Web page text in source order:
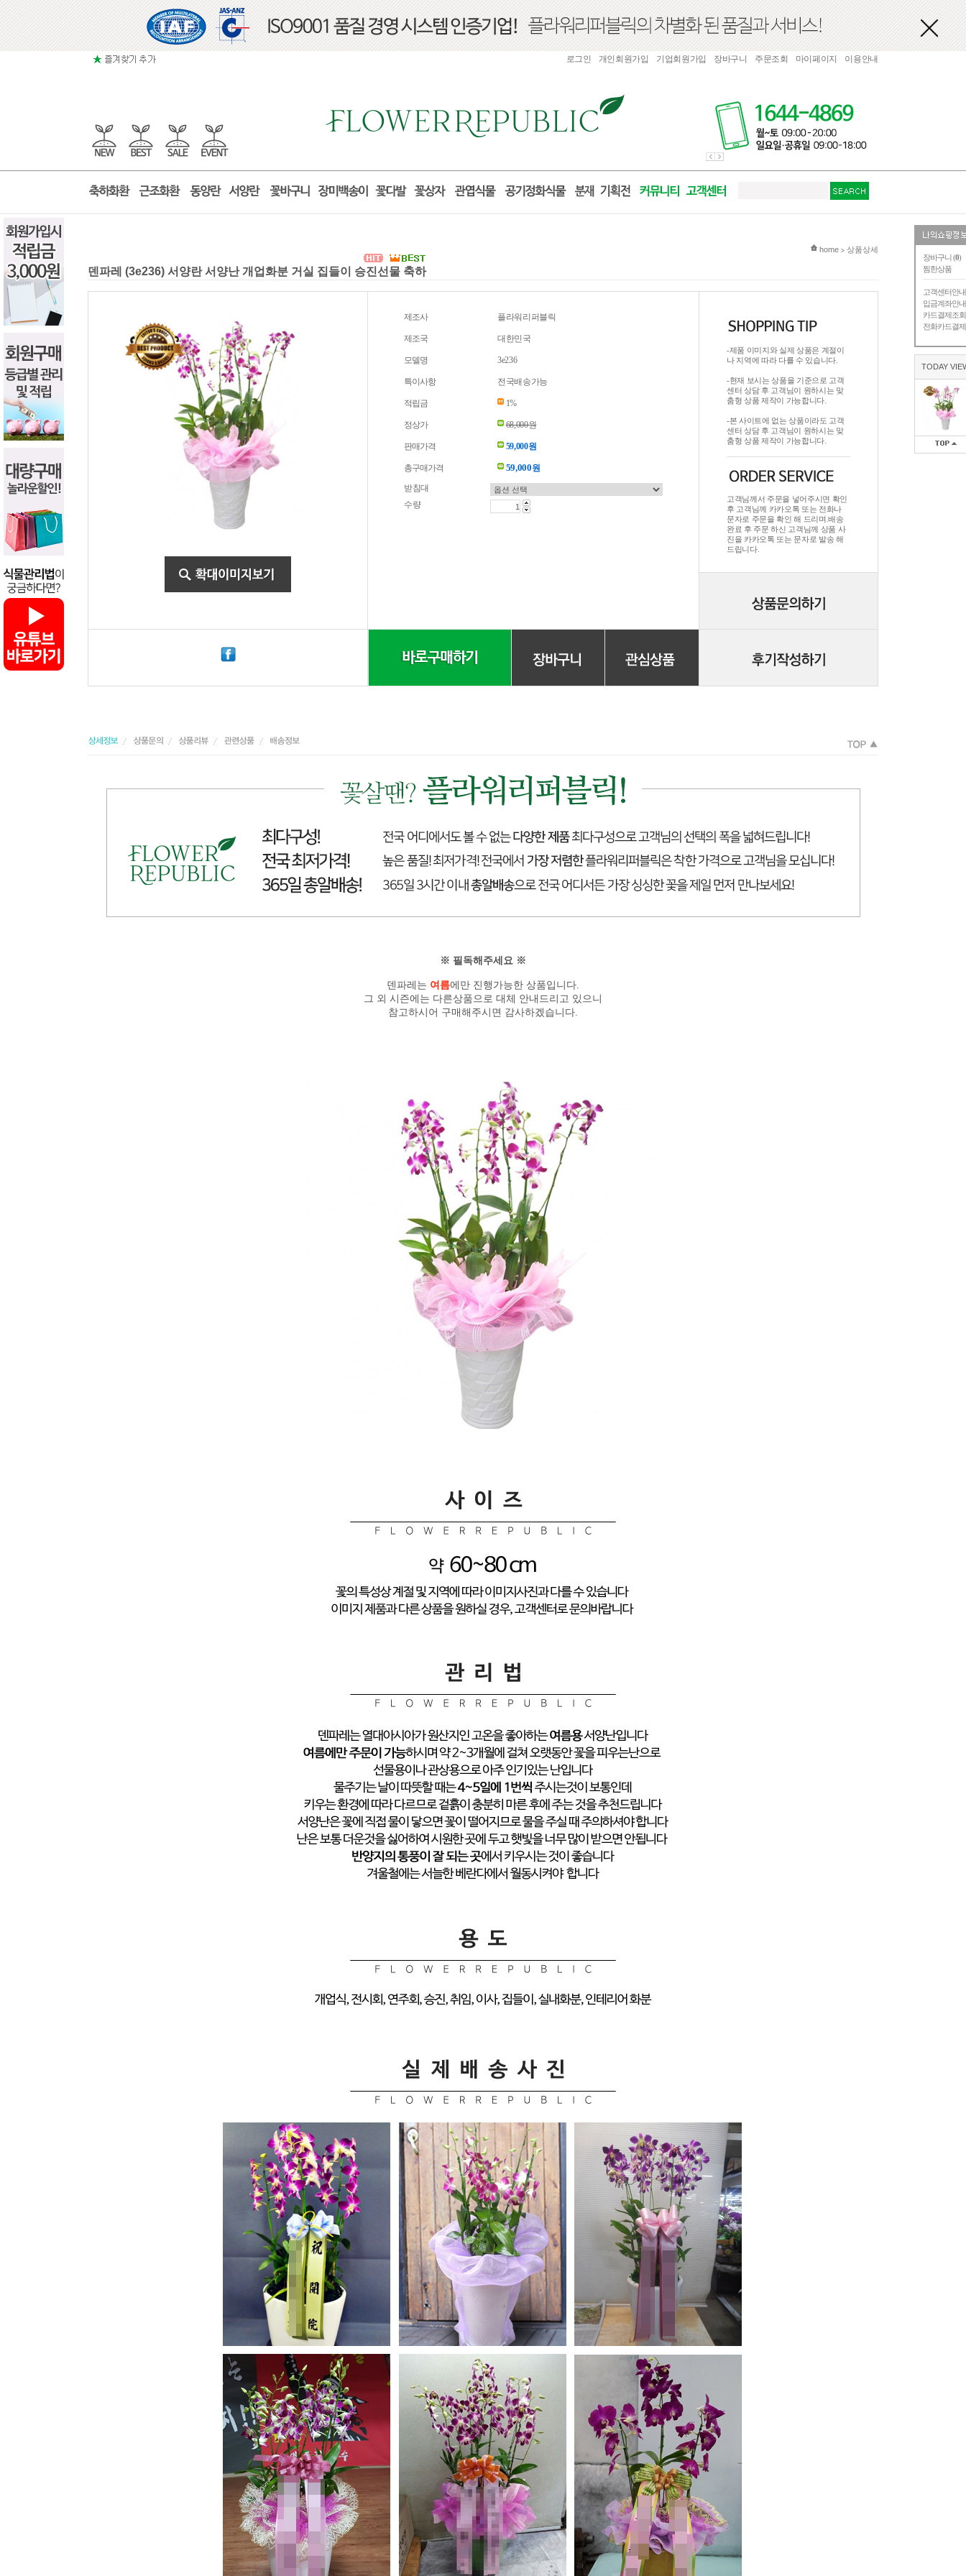
장바구니 (0)
찜한상품
고객센터안내
입금계좌안내
카드결제조회
전화카드결제
TODAY
로그인 개인회원가입 기업회원가입 장바구니 주문조회 마이페이지 이용안내
현재 위치
home > 상품상세
덴파레 (3e236) 서양란 서양난 개업화분 거실 집들이 승진선물 축하
제조사 플라워리퍼블릭
제조국 대한민국
모델명 3e236
특이사항 전국배송가능
적립금 1%
정상가 68,000원
판매가격 59,000원
총구매가격 59,000원
받침대
수량
-제품 이미지와 실제 상품은 계절이
나 지역에 따라 다를 수 있습니다.
-현재 보시는 상품을 기준으로 고객
센터 상담 후 고객님이 원하시는 맞
춤형 상품 제작이 가능합니다.
-본 사이트에 없는 상품이라도 고객
센터 상담 후 고객님이 원하시는 맞
춤형 상품 제작이 가능합니다.
고객님께서 주문을 넣어주시면 확인
후 고객님께 카카오톡 또는 전화나
문자로 주문을 확인 해 드리며.배송
완료 후 주문 하신 고객님께 상품 사
진을 카카오톡 또는 문자로 발송 해
드립니다.
※ 필독해주세요 ※
덴파레는 여름에만 진행가능한 상품입니다.
그 외 시즌에는 다른상품으로 대체 안내드리고 있으니
참고하시어 구매해주시면 감사하겠습니다.